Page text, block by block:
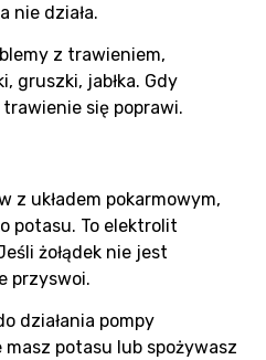
nie działa.
z trawieniem,
gruszki, jabłka. Gdy
się poprawi.
z układem pokarmowym,
potasu. To elektrolit
żołądek nie jest
przyswoi.
działania pompy
potasu lub spożywasz